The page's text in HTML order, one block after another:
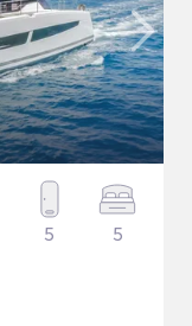
5 5